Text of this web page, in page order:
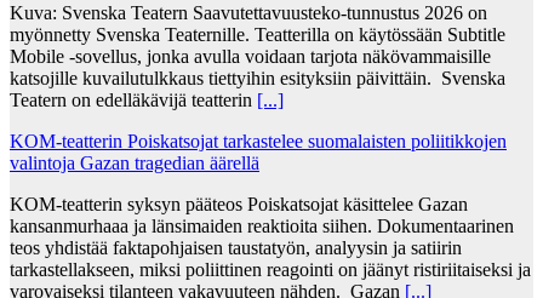
Kuva: Svenska Teatern Saavutettavuusteko-tunnustus 2026 on
myönnetty Svenska Teaternille. Teatterilla on käytössään Subtitle
Mobile -sovellus, jonka avulla voidaan tarjota näkövammaisille
katsojille kuvailutulkkaus tiettyihin esityksiin päivittäin. Svenska
Teatern on edelläkävijä teatterin [...]
KOM-teatterin Poiskatsojat tarkastelee suomalaisten poliitikkojen
valintoja Gazan tragedian äärellä
KOM-teatterin syksyn pääteos Poiskatsojat käsittelee Gazan
kansanmurhaaa ja länsimaiden reaktioita siihen. Dokumentaarinen
teos yhdistää faktapohjaisen taustatyön, analyysin ja satiirin
tarkastellakseen, miksi poliittinen reagointi on jäänyt ristiriitaiseksi ja
varovaiseksi tilanteen vakavuuteen nähden. Gazan [...]